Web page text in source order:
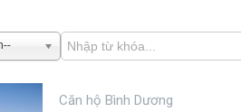
Căn hộ Bình Dương